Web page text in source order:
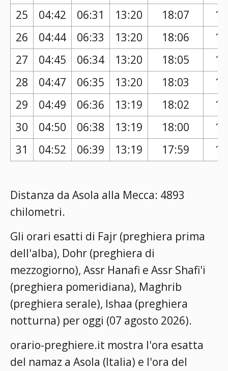
25
04:42 06:31 13:20 18:07
26
04:44 06:33 13:20 18:06
27
04:45 06:34 13:20 18:05
28
04:47 06:35 13:20 18:03
29
04:49 06:36 13:19 18:02
30
04:50 06:38 13:19 18:00
31
04:52 06:39 13:19 17:59
Distanza da Asola alla Mecca: 4893
chilometri.
Gli orari esatti di Fajr (preghiera prima
dell'alba), Dohr (preghiera di
mezzogiorno), Assr Hanafi e Assr Shafi'i
(preghiera pomeridiana), Maghrib
(preghiera serale), Ishaa (preghiera
notturna) per oggi (07 agosto 2026).
orario-preghiere.it mostra l'ora esatta
del namaz a Asola (Italia) e l'ora del